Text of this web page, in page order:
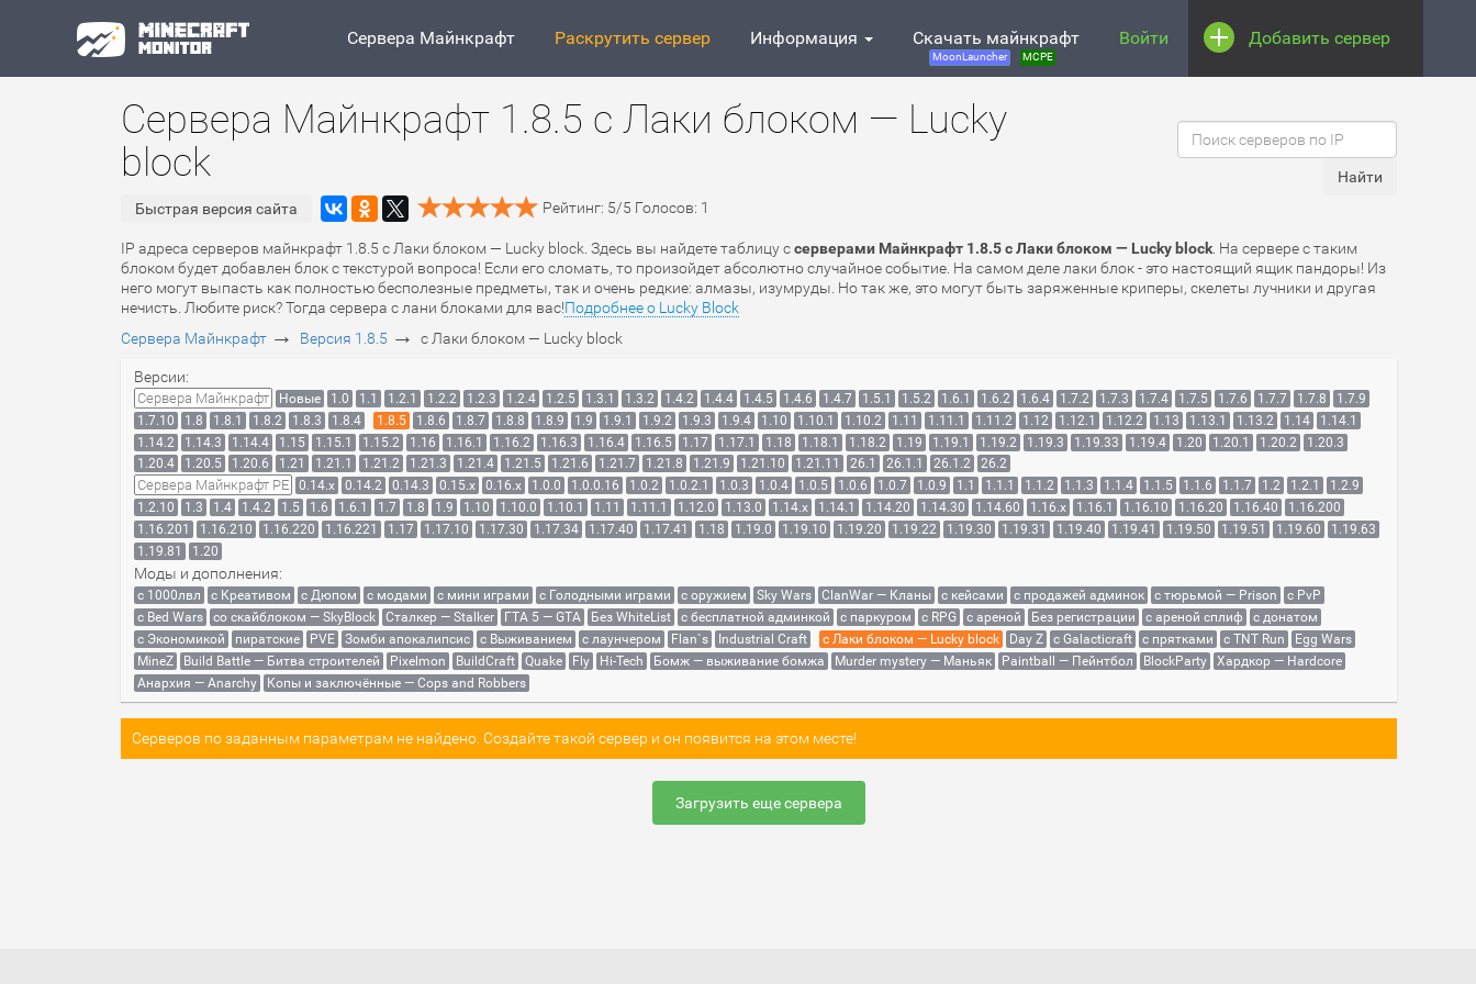
Сервера Майнкрафт Раскрутить сервер Информация Скачать майнкрафт
MoonLauncher MCPE
Войти Добавить сервер
Сервера Майнкрафт 1.8.5 с Лаки блоком — Lucky
block
Быстрая версия сайта Рейтинг: 5/5 Голосов: 1
IP адреса серверов майнкрафт 1.8.5 с Лаки блоком — Lucky block. Здесь вы найдете таблицу ссерверами Майнкрафт 1.8.5 с Лаки блоком — Lucky block . На сервере с таким
блоком будет добавлен блок с текстурой вопроса! Если его сломать, то произойдет абсолютно случайное событие. На самом деле лаки блок - это настоящий ящик пандоры! Из
него могут выпасть как полностью бесполезные предметы, так и очень редкие: алмазы, изумруды. Но так же, это могут быть заряженные криперы, скелеты лучники и другая
нечисть. Любите риск? Тогда сервера с лани блоками для вас!Подробнее о Lucky Block
Сервера Майнкрафт → Версия 1.8.5 → с Лаки блоком — Lucky block
Версии:
Сервера Майнкрафт Новые 1.0 1.1 1.2.1 1.2.2 1.2.3 1.2.4 1.2.5 1.3.1 1.3.2 1.4.2 1.4.4 1.4.5 1.4.6 1.4.7 1.5.1 1.5.2 1.6.1 1.6.2 1.6.4 1.7.2 1.7.3 1.7.4 1.7.5 1.7.6 1.7.7 1.7.8
1.7.9
1.7.10
1.8 1.8.1 1.8.2 1.8.3 1.8.4 1.8.5 1.8.6 1.8.7 1.8.8 1.8.9 1.9 1.9.1 1.9.2 1.9.3 1.9.4 1.10 1.10.1 1.10.2 1.11 1.11.1 1.11.2 1.12 1.12.1 1.12.2 1.13 1.13.1 1.13.2 1.14
1.14.1
1.14.2
1.14.3 1.14.4 1.15 1.15.1 1.15.2 1.16 1.16.1 1.16.2 1.16.3 1.16.4 1.16.5 1.17 1.17.1 1.18 1.18.1 1.18.2 1.19 1.19.1 1.19.2 1.19.3 1.19.33 1.19.4 1.20 1.20.1 1.20.2
1.20.3
1.20.4
1.20.5 1.20.6 1.21 1.21.1 1.21.2 1.21.3 1.21.4 1.21.5 1.21.6 1.21.7 1.21.8 1.21.9 1.21.10 1.21.11 26.1 26.1.1 26.1.2 26.2
Сервера Майнкрафт PE 0.14.x 0.14.2 0.14.3 0.15.x 0.16.x 1.0.0 1.0.0.16 1.0.2 1.0.2.1 1.0.3 1.0.4 1.0.5 1.0.6 1.0.7 1.0.9 1.1 1.1.1 1.1.2 1.1.3 1.1.4 1.1.5 1.1.6 1.1.7 1.2 1.2.1
1.2.9
1.2.10
1.3 1.4 1.4.2 1.5 1.6 1.6.1 1.7 1.8 1.9 1.10 1.10.0 1.10.1 1.11 1.11.1 1.12.0 1.13.0 1.14.x 1.14.1 1.14.20 1.14.30 1.14.60 1.16.x 1.16.1 1.16.10 1.16.20 1.16.40
1.16.200
1.16.201
1.16.210 1.16.220 1.16.221 1.17 1.17.10 1.17.30 1.17.34 1.17.40 1.17.41 1.18 1.19.0 1.19.10 1.19.20 1.19.22 1.19.30 1.19.31 1.19.40 1.19.41 1.19.50 1.19.51 1.19.60
1.19.63
1.19.81
1.20
Моды и дополнения:
с 1000лвл c Креативом с Дюпом с модами с мини играми с Голодными играми с оружием Sky Wars ClanWar — Кланы с кейсами с продажей админок с тюрьмой — Prison
с PvP
с Bed Wars
со скайблоком — SkyBlock Сталкер — Stalker ГТА 5 — GTA Без WhiteList с бесплатной админкой с паркуром с RPG с ареной Без регистрации с ареной сплиф
с донатом
с Экономикой
пиратские PVE Зомби апокалипсис с Выживанием с лаунчером Flan`s Industrial Craft с Лаки блоком — Lucky block Day Z с Galacticraft с прятками с TNT Run
Egg Wars
MineZ
Build Battle — Битва строителей Pixelmon BuildCraft Quake Fly Hi-Tech Бомж — выживание бомжа Murder mystery — Маньяк Paintball — Пейнтбол BlockParty
Хардкор — Hardcore
Анархия — Anarchy
Копы и заключённые — Cops and Robbers
Серверов по заданным параметрам не найдено. Создайте такой сервер и он появится на этом месте!
Загрузить еще сервера